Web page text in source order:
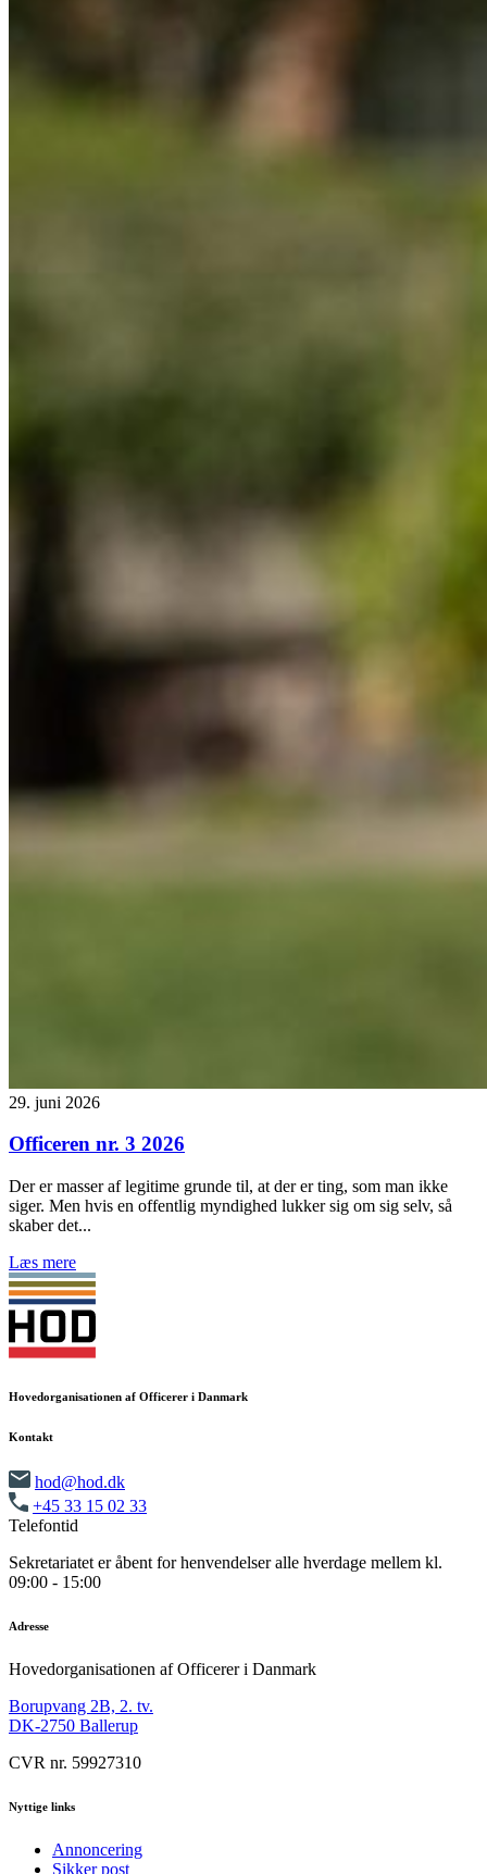
29. juni 2026
Officeren nr. 3 2026
Der er masser af legitime grunde til, at der er ting, som man ikke
siger. Men hvis en offentlig myndighed lukker sig om sig selv, så
skaber det...
Læs mere
Hovedorganisationen af Officerer i Danmark
Kontakt
hod@hod.dk
+45 33 15 02 33
Telefontid
Sekretariatet er åbent for henvendelser alle hverdage mellem kl.
09:00 - 15:00
Adresse
Hovedorganisationen af Officerer i Danmark
Borupvang 2B, 2. tv.
DK-2750 Ballerup
CVR nr. 59927310
Nyttige links
Annoncering
Sikker post